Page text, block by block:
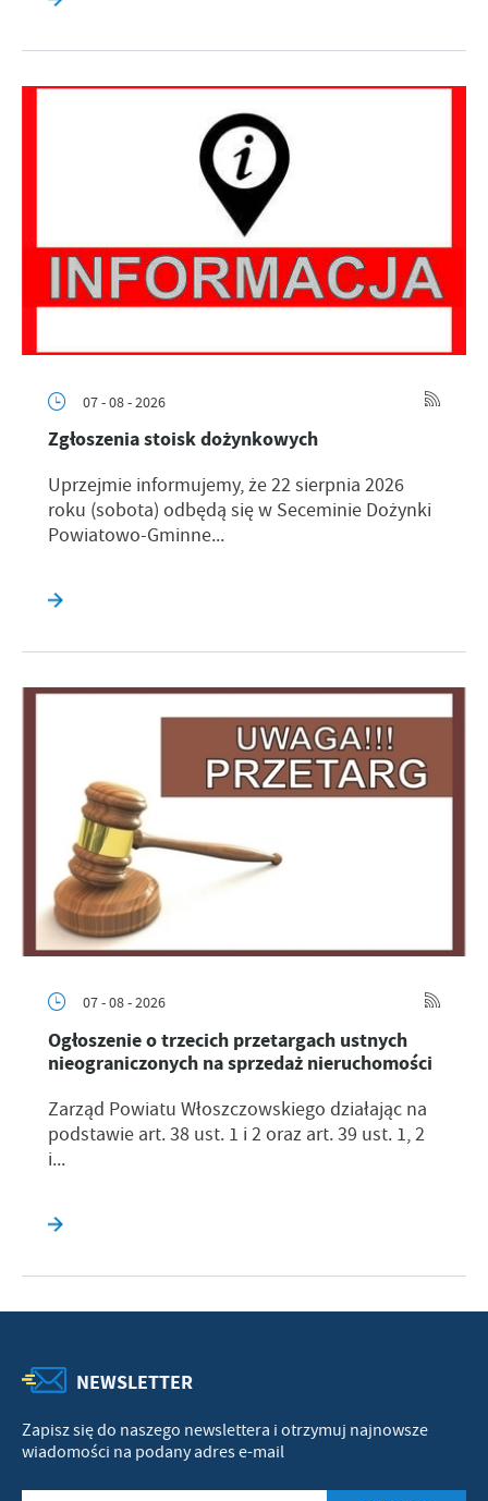
07 - 08 - 2026
Zgłoszenia stoisk dożynkowych
Uprzejmie informujemy, że 22 sierpnia 2026
roku (sobota) odbędą się w Seceminie Dożynki
Powiatowo-Gminne...
07 - 08 - 2026
Ogłoszenie o trzecich przetargach ustnych
nieograniczonych na sprzedaż nieruchomości
Zarząd Powiatu Włoszczowskiego działając na
podstawie art. 38 ust. 1 i 2 oraz art. 39 ust. 1, 2
i...
NEWSLETTER
Zapisz się do naszego newslettera i otrzymuj najnowsze
wiadomości na podany adres e-mail